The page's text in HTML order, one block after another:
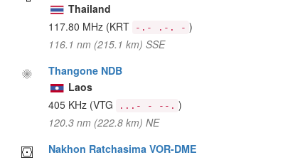
Thailand
117.80 MHz (KRT -.- .-. - )
116.1 nm (215.1 km) SSE
Thangone NDB
Laos
405 KHz (VTG ...- - --. )
120.3 nm (222.8 km) NE
Nakhon Ratchasima VOR-DME